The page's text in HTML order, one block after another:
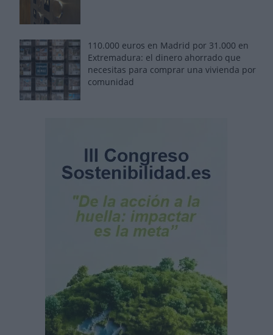
110.000 euros en Madrid por 31.000 en
Extremadura: el dinero ahorrado que
necesitas para comprar una vivienda por
comunidad